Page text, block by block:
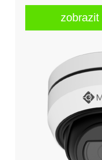
zobrazit